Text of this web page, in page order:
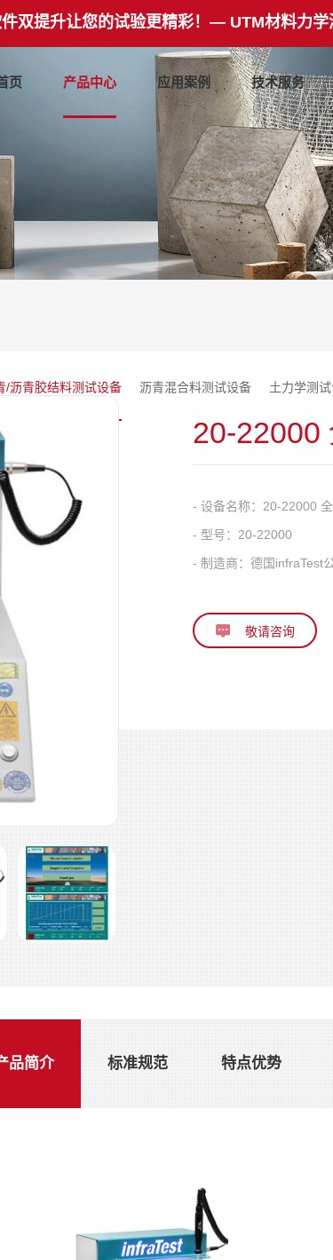
双提升让您的试验更精彩！— UTM材料力学
页 产品中心 应用案例 技术服务
/沥青胶结料测试设备 沥青混合料测试设备 土力学测
20-22000
- 设备名称： 20-22000
- 型号： 20-22000
- 制造商： 德国infraTest
品简介 标准规范 特点优势